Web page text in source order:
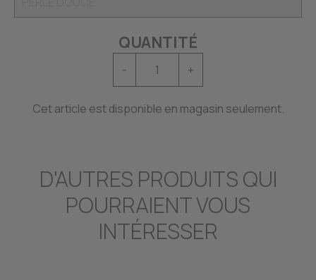
QUANTITÉ
- +
Cet article est disponible en magasin seulement.
D'AUTRES PRODUITS QUI
POURRAIENT VOUS
INTÉRESSER